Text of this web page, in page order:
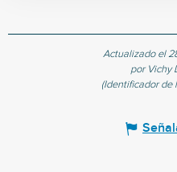
Actualizado el
por Vichy
(Identificador de